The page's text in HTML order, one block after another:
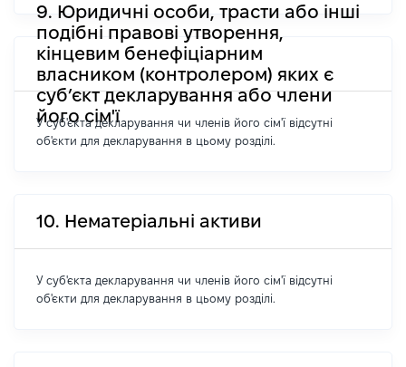
9. Юридичні особи, трасти або інші
подібні правові утворення,
кінцевим бенефіціарним
власником (контролером) яких є
суб’єкт декларування або члени
його сім'ї
У суб'єкта декларування чи членів його сім'ї відсутні
об'єкти для декларування в цьому розділі.
10. Нематеріальні активи
У суб'єкта декларування чи членів його сім'ї відсутні
об'єкти для декларування в цьому розділі.